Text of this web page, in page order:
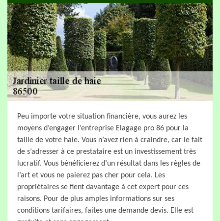
Peu importe votre situation financière, vous aurez les
moyens d’engager l’entreprise Elagage pro 86 pour la
taille de votre haie. Vous n’avez rien à craindre, car le fait
de s’adresser à ce prestataire est un investissement très
lucratif. Vous bénéficierez d’un résultat dans les règles de
l’art et vous ne paierez pas cher pour cela. Les
propriétaires se fient davantage à cet expert pour ces
raisons. Pour de plus amples informations sur ses
conditions tarifaires, faites une demande devis. Elle est